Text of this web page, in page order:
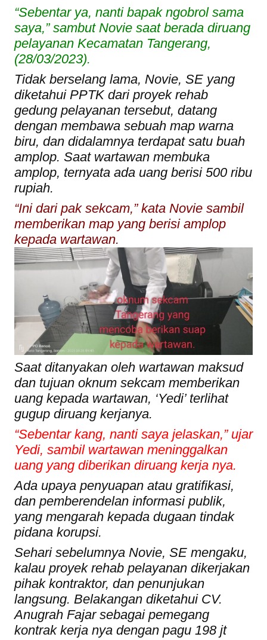
“Sebentar ya, nanti bapak ngobrol sama
saya,” sambut Novie saat berada diruang
pelayanan Kecamatan Tangerang,
(28/03/2023).
Tidak berselang lama, Novie, SE yang
diketahui PPTK dari proyek rehab
gedung pelayanan tersebut, datang
dengan membawa sebuah map warna
biru, dan didalamnya terdapat satu buah
amplop. Saat wartawan membuka
amplop, ternyata ada uang berisi 500 ribu
rupiah.
“Ini dari pak sekcam,” kata Novie sambil
memberikan map yang berisi amplop
kepada wartawan.
Saat ditanyakan oleh wartawan maksud
dan tujuan oknum sekcam memberikan
uang kepada wartawan, ‘Yedi’ terlihat
gugup diruang kerjanya.
“Sebentar kang, nanti saya jelaskan,” ujar
Yedi, sambil wartawan meninggalkan
uang yang diberikan diruang kerja nya.
Ada upaya penyuapan atau gratifikasi,
dan pemberendelan informasi publik,
yang mengarah kepada dugaan tindak
pidana korupsi.
Sehari sebelumnya Novie, SE mengaku,
kalau proyek rehab pelayanan dikerjakan
pihak kontraktor, dan penunjukan
langsung. Belakangan diketahui CV.
Anugrah Fajar sebagai pemegang
kontrak kerja nya dengan pagu 198 jt